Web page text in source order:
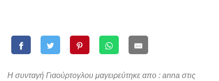
Η συνταγή Γιαούρτογλου μαγειρεύτηκε απο : anna στις